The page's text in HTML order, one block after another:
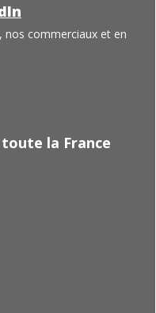
nos commerciaux et en
la France